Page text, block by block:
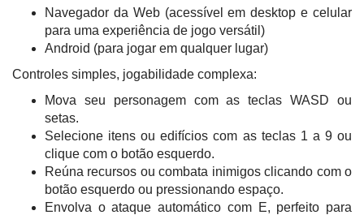
Navegador da Web (acessível em desktop e celular
para uma experiência de jogo versátil)
Android (para jogar em qualquer lugar)
Controles simples, jogabilidade complexa:
Mova seu personagem com as teclas WASD ou
setas.
Selecione itens ou edifícios com as teclas 1 a 9 ou
clique com o botão esquerdo.
Reúna recursos ou combata inimigos clicando com o
botão esquerdo ou pressionando espaço.
Envolva o ataque automático com E, perfeito para